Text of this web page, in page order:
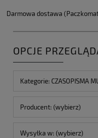
Darmowa dostawa
OPCJE
Kategorie: CZASOPISMA
Producent: (wybierz)
Wysyłka w: (wybierz)